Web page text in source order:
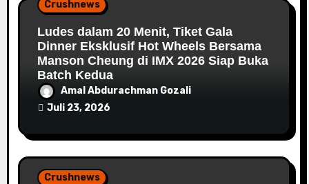
Crushnews
Ludes dalam 20 Menit, Tiket Gala
Dinner Eksklusif Hot Wheels Bersama
Manson Cheung di IMX 2026 Siap Buka
Batch Kedua
Amal Abdurachman Gozali
Juli 23, 2026
Crushnews